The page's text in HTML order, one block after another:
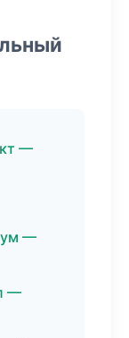
—
—
—